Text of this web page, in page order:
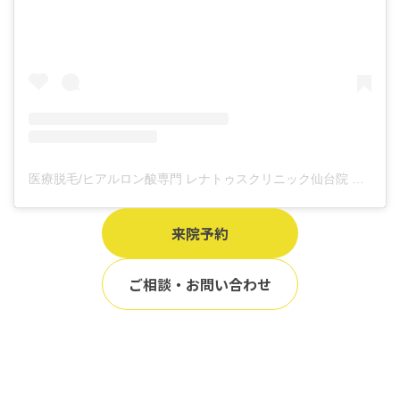
医療脱毛/ヒアルロン酸専門 レナトゥスクリニック仙台院 高橋希(@renaclisendai)がシェアした投稿
来院予約
ご相談・お問い合わせ